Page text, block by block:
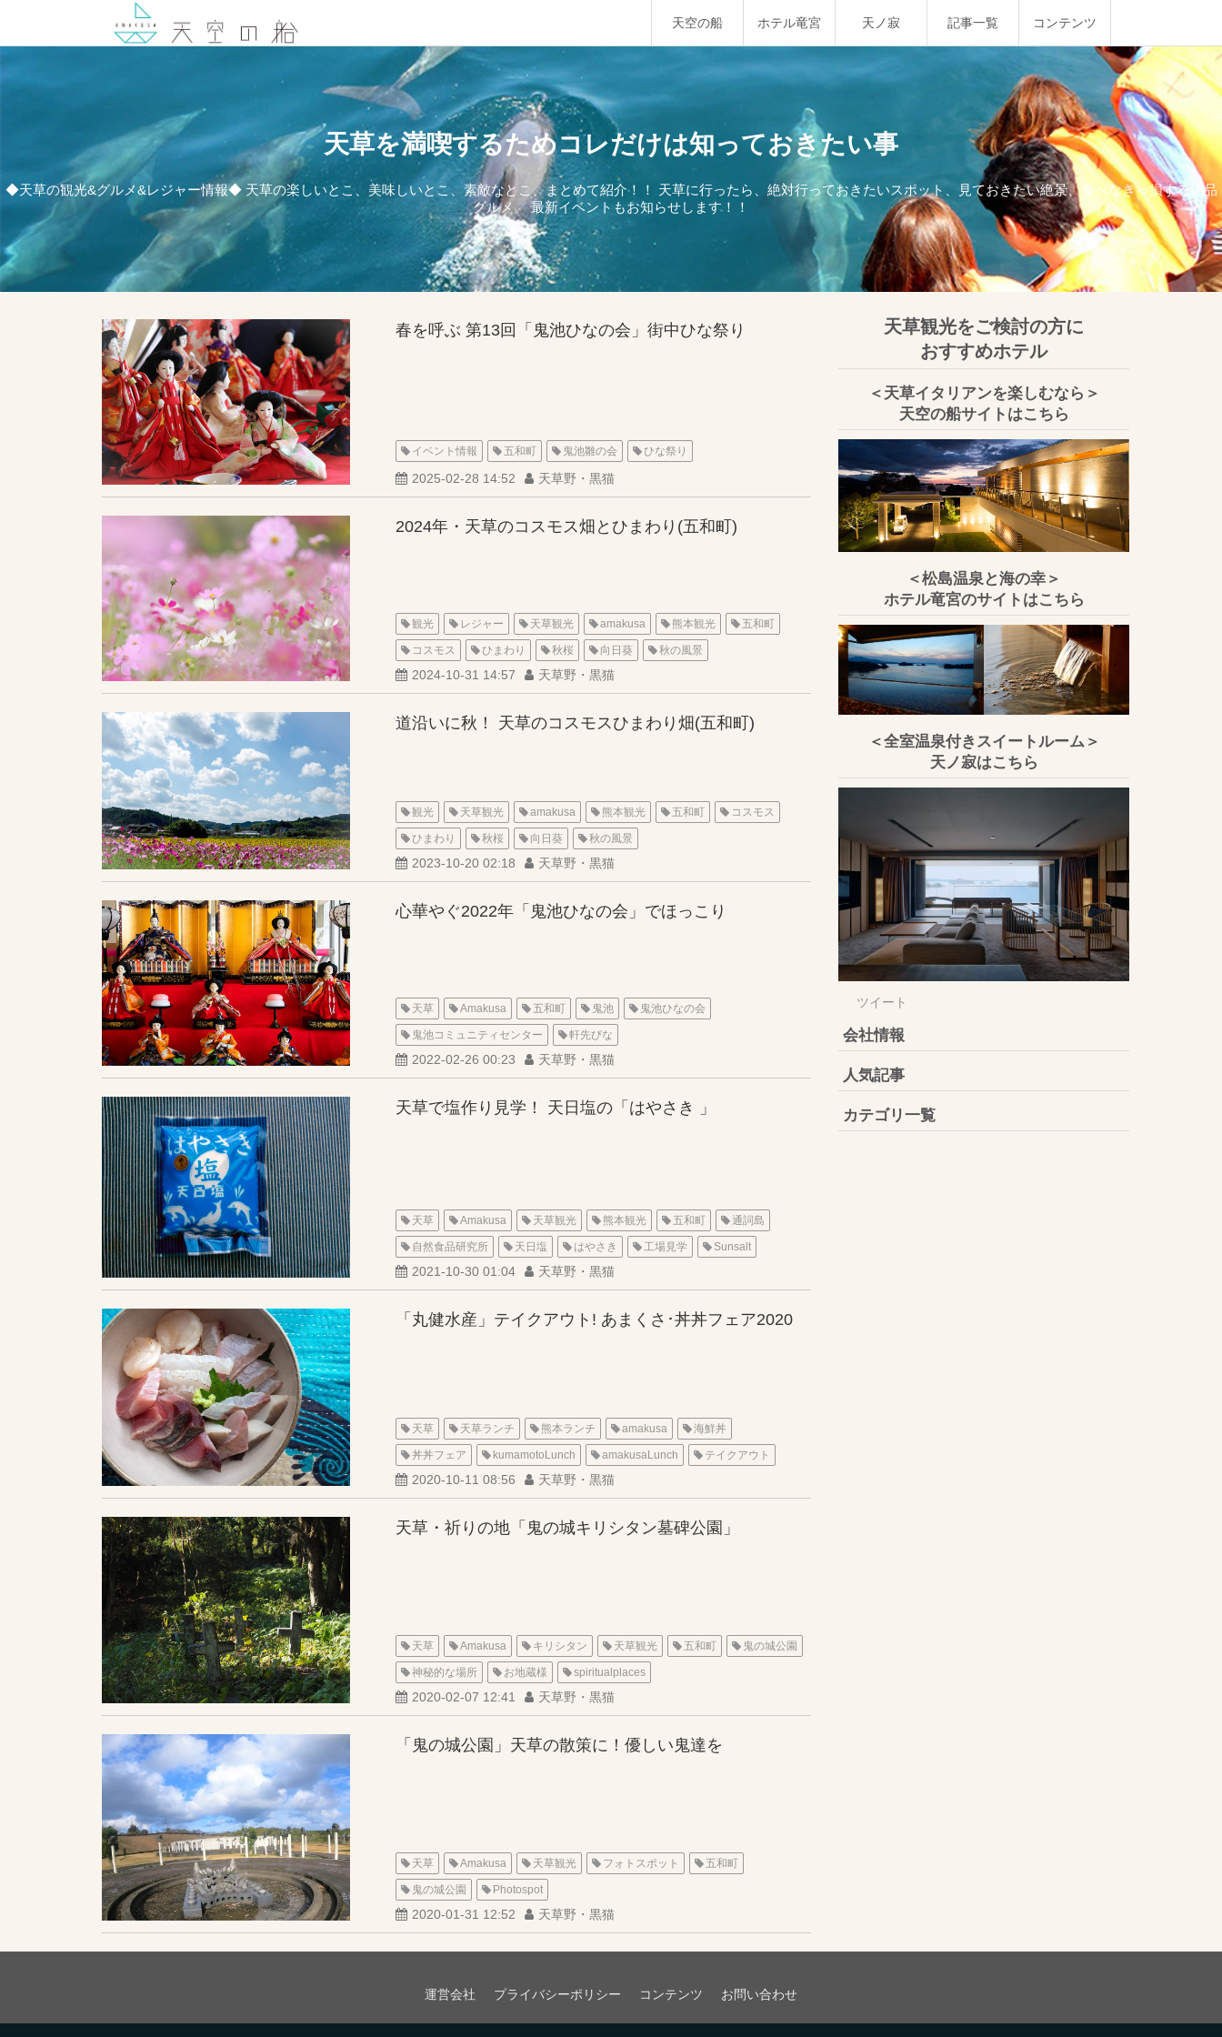
天空の船 ホテル竜宮 天ノ寂 記事一覧 コンテンツ
天草を満喫するためコレだけは知っておきたい事
◆天草の観光&グルメ&レジャー情報◆ 天草の楽しいとこ、美味しいとこ、素敵なとこ、まとめて紹介！！ 天草に行ったら、絶対行っておきたいスポット、見ておきたい絶景、食べなきゃ損する絶品
グルメ。 最新イベントもお知らせします！！
春を呼ぶ 第13回「鬼池ひなの会」街中ひな祭り
イベント情報 五和町 鬼池雛の会 ひな祭り
2025-02-28 14:52 天草野・黒猫
2024年・天草のコスモス畑とひまわり(五和町)
観光 レジャー 天草観光 amakusa 熊本観光 五和町
コスモス ひまわり 秋桜 向日葵 秋の風景
2024-10-31 14:57 天草野・黒猫
道沿いに秋！ 天草のコスモスひまわり畑(五和町)
観光 天草観光 amakusa 熊本観光 五和町 コスモス
ひまわり 秋桜 向日葵 秋の風景
2023-10-20 02:18 天草野・黒猫
心華やぐ2022年「鬼池ひなの会」でほっこり
天草 Amakusa 五和町 鬼池 鬼池ひなの会
鬼池コミュニティセンター 軒先びな
2022-02-26 00:23 天草野・黒猫
天草で塩作り見学！ 天日塩の「はやさき 」
天草 Amakusa 天草観光 熊本観光 五和町 通詞島
自然食品研究所 天日塩 はやさき 工場見学 Sunsalt
2021-10-30 01:04 天草野・黒猫
「丸健水産」テイクアウト! あまくさ･丼丼フェア2020
天草 天草ランチ 熊本ランチ amakusa 海鮮丼
丼丼フェア kumamotoLunch amakusaLunch テイクアウト
五和町 海鮮炙り 丸健水産 takeout
2020-10-11 08:56 天草野・黒猫
天草・祈りの地「鬼の城キリシタン墓碑公園」
天草 Amakusa キリシタン 天草観光 五和町 鬼の城公園
神秘的な場所 お地蔵様 spiritualplaces
2020-02-07 12:41 天草野・黒猫
「鬼の城公園」天草の散策に！優しい鬼達を
天草 Amakusa 天草観光 フォトスポット 五和町
鬼の城公園 Photospot
2020-01-31 12:52 天草野・黒猫
天草観光をご検討の方に
おすすめホテル
＜天草イタリアンを楽しむなら＞
天空の船サイトはこちら
＜松島温泉と海の幸＞
ホテル竜宮のサイトはこちら
＜全室温泉付きスイートルーム＞
天ノ寂はこちら
ツイート
会社情報
人気記事
カテゴリ一覧
運営会社 プライバシーポリシー コンテンツ お問い合わせ